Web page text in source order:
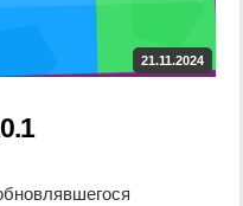
21.11.2024